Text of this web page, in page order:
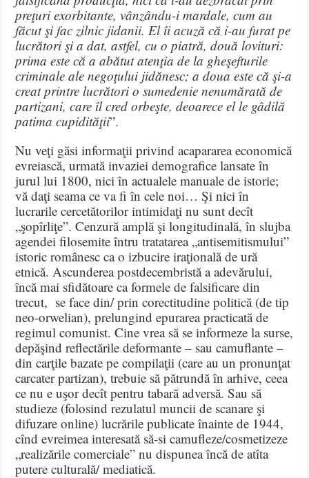
preţuri exorbitante, vânzându-i mardale, cum au
făcut şi fac zilnic jidanii. El îi acuză că i-au furat pe
lucrători şi a dat, astfel, cu o piatră, două lovituri:
prima este că a abătut atenţia de la gheşefturile
criminale ale negoţului jidănesc; a doua este că şi-a
creat printre lucrători o sumedenie nenumărată de
partizani, care îl cred orbeşte, deoarece el le gâdilă
patima cupidităţii”.
Nu veţi găsi informaţii privind acapararea economică
evreiască, urmată invaziei demografice lansate în
jurul lui 1800, nici în actualele manuale de istorie;
vă daţi seama ce va fi în cele noi… Şi nici în
lucrarile cercetătorilor intimidaţi nu sunt decît
„şopîrliţe”. Cenzură amplă şi longitudinală, în slujba
agendei filosemite întru tratatarea „antisemitismului”
istoric românesc ca o izbucire iraţională de ură
etnică. Ascunderea postdecembristă a adevărului,
încă mai sfidătoare ca formele de falsificare din
trecut, se face din/ prin corectitudine politică (de tip
neo-orwelian), prelungind epurarea practicată de
regimul comunist. Cine vrea să se informeze la surse,
depăşind reflectările deformante – sau camuflante –
din carţile bazate pe compilaţii (care au un pronunţat
carcater partizan), trebuie să pătrundă în arhive, ceea
ce nu e uşor decît pentru tabară adversă. Sau să
studieze (folosind rezulatul muncii de scanare şi
difuzare online) lucrările publicate înainte de 1944,
cînd evreimea interesată să-si camufleze/cosmetizeze
„realizările comerciale” nu dispunea încă de atîta
putere culturală/ mediatică.